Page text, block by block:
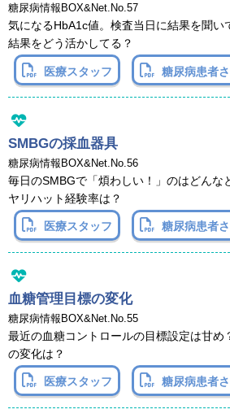
糖尿病情報BOX&Net.No.57
気になるHbA1c値。検査当日に結果を聞い
結果をどう活かしてる？
医療スタッフ 糖尿病患者
SMBGの採血器具
糖尿病情報BOX&Net.No.56
毎日のSMBGで「煩わしい！」のはどんな
ヤリハット経験率は？
医療スタッフ 糖尿病患者
血糖管理目標の変化
糖尿病情報BOX&Net.No.55
最近の血糖コントロールの目標設定は甘め
の変化は？
医療スタッフ 糖尿病患者